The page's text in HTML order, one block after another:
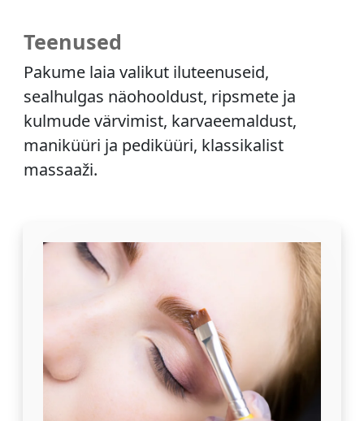
Teenused
Pakume laia valikut iluteenuseid,
sealhulgas näohooldust, ripsmete ja
kulmude värvimist, karvaeemaldust,
maniküüri ja pediküüri, klassikalist
massaaži.